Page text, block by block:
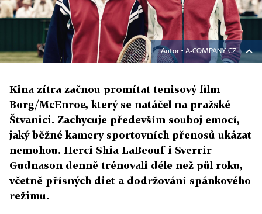
Autor ▪ A-COMPANY CZ
Kina zítra začnou promítat tenisový film
Borg/McEnroe, který se natáčel na pražské
Štvanici. Zachycuje především souboj emocí,
jaký běžné kamery sportovních přenosů ukázat
nemohou. Herci Shia LaBeouf i Sverrir
Gudnason denně trénovali déle než půl roku,
včetně přísných diet a dodržování spánkového
režimu.